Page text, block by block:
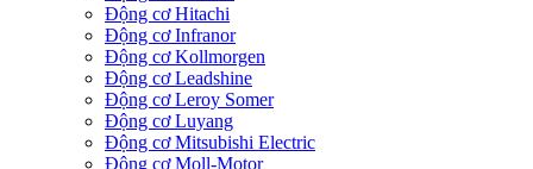
Động cơ Hitachi
Động cơ Infranor
Động cơ Kollmorgen
Động cơ Leadshine
Động cơ Leroy Somer
Động cơ Luyang
Động cơ Mitsubishi Electric
Động cơ Moll-Motor